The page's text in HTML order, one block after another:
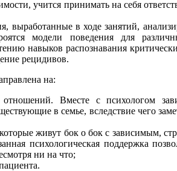
учится принимать на себя
выработанные в ходе занятий,
модели поведения для
навыков распознавания
рецидивов.
на:
отношений. Вместе с психологом
в семье, вследствие чего
живут бок о бок с зависимым,
психологическая поддержка
ни на что;